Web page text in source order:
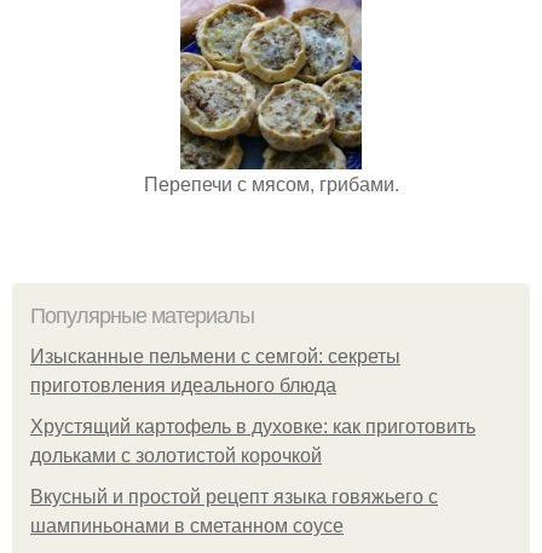
Перепечи с мясом, грибами.
Популярные материалы
Изысканные пельмени с семгой: секреты
приготовления идеального блюда
Хрустящий картофель в духовке: как приготовить
дольками с золотистой корочкой
Вкусный и простой рецепт языка говяжьего с
шампиньонами в сметанном соусе